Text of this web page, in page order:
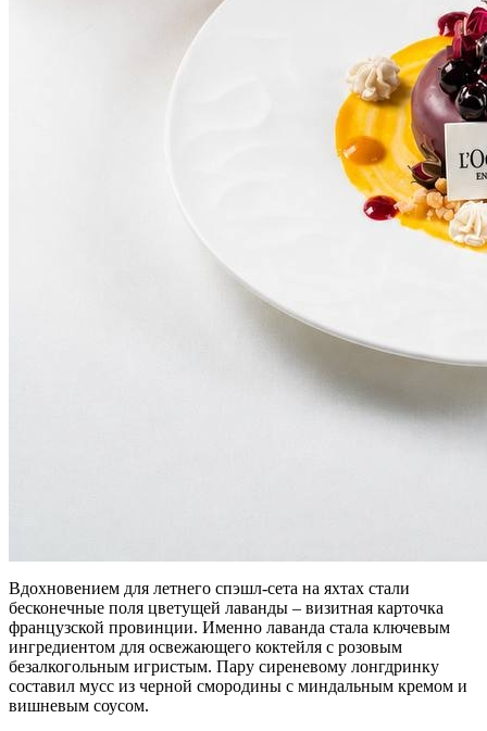
Вдохновением для летнего спэшл-сета на яхтах стали
бесконечные поля цветущей лаванды – визитная карточка
французской провинции. Именно лаванда стала ключевым
ингредиентом для освежающего коктейля с розовым
безалкогольным игристым. Пару сиреневому лонгдринку
составил мусс из черной смородины с миндальным кремом и
вишневым соусом.